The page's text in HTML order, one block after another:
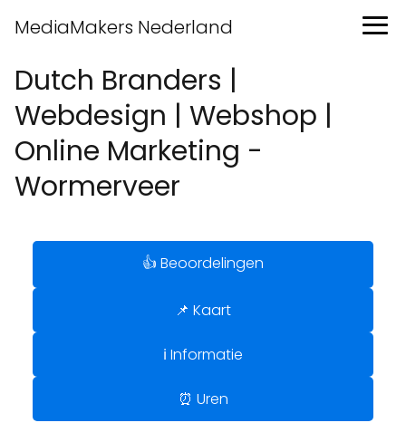
MediaMakers Nederland
Dutch Branders |
Webdesign | Webshop |
Online Marketing -
Wormerveer
👍 Beoordelingen
📌 Kaart
ℹ️ Informatie
⏰ Uren